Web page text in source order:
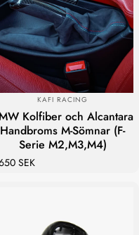
LEVERANTÖR:
KAFI RACING
Kolfiber och Alcantara
Handbroms M-Sömnar (F-
Serie M2,M3,M4)
SEK